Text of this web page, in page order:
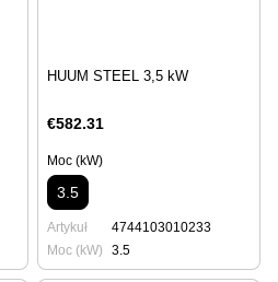
HUUM STEEL 3,5 kW
€582.31
Moc (kW)
3.5
Artykuł
4744103010233
Moc (kW)
3.5